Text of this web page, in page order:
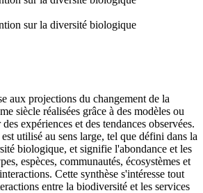
sur la diversité biologique
aux projections du changement de la
siècle réalisées grâce à des modèles ou
expériences et des tendances observées.
utilisé au sens large, tel que défini dans la
biologique, et signifie l'abondance et les
espèces, communautés, écosystèmes et
Cette synthèse s'intéresse tout
entre la biodiversité et les services